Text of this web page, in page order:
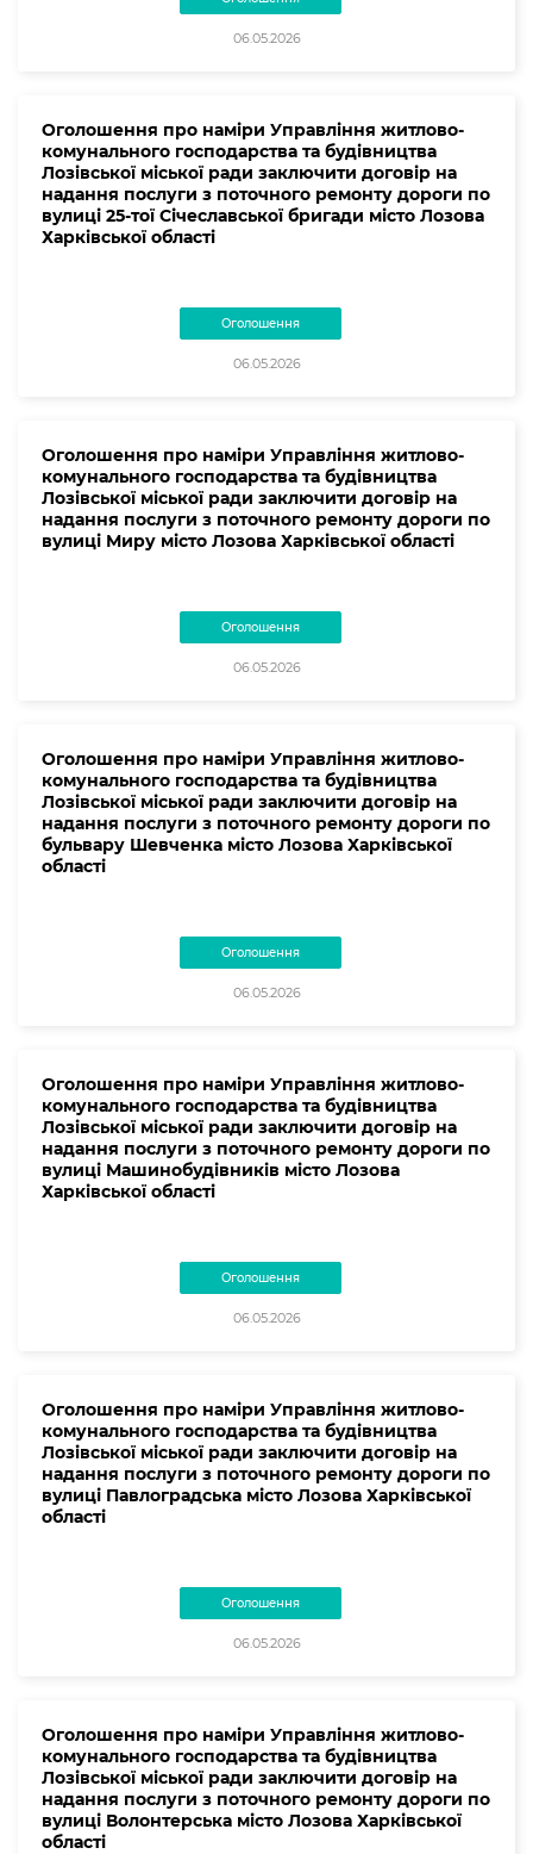
06.05.2026
Оголошення про наміри Управління житлово-
комунального господарства та будівництва
Лозівської міської ради заключити договір на
надання послуги з поточного ремонту дороги по
вулиці 25-тої Січеславської бригади місто Лозова
Харківської області
Оголошення
06.05.2026
Оголошення про наміри Управління житлово-
комунального господарства та будівництва
Лозівської міської ради заключити договір на
надання послуги з поточного ремонту дороги по
вулиці Миру місто Лозова Харківської області
Оголошення
06.05.2026
Оголошення про наміри Управління житлово-
комунального господарства та будівництва
Лозівської міської ради заключити договір на
надання послуги з поточного ремонту дороги по
бульвару Шевченка місто Лозова Харківської
області
Оголошення
06.05.2026
Оголошення про наміри Управління житлово-
комунального господарства та будівництва
Лозівської міської ради заключити договір на
надання послуги з поточного ремонту дороги по
вулиці Машинобудівників місто Лозова
Харківської області
Оголошення
06.05.2026
Оголошення про наміри Управління житлово-
комунального господарства та будівництва
Лозівської міської ради заключити договір на
надання послуги з поточного ремонту дороги по
вулиці Павлоградська місто Лозова Харківської
області
Оголошення
06.05.2026
Оголошення про наміри Управління житлово-
комунального господарства та будівництва
Лозівської міської ради заключити договір на
надання послуги з поточного ремонту дороги по
вулиці Волонтерська місто Лозова Харківської
області